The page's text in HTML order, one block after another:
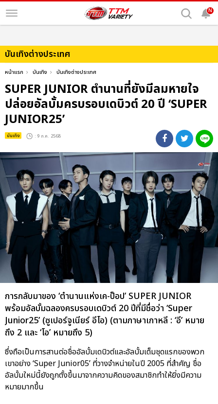
N
บันเทิงต่างประเทศ
หน้าแรก บันเทิง บันเทิงต่างประเทศ
SUPER JUNIOR ตำนานที่ยังมีลมหายใจ
ปล่อยอัลบั้มครบรอบเดบิวต์ 20 ปี ‘SUPER
JUNIOR25’
บันเทิง : 9 ก.ค. 2568
การกลับมาของ ‘ตำนานแห่งเค-ป็อป’ SUPER JUNIOR
พร้อมอัลบั้มฉลองครบรอบเดบิวต์ 20 ปีที่มีชื่อว่า ‘Super
Junior25’ (ซูเปอร์จูเนียร์ อีโอ) (ตามภาษาเกาหลี : ‘อี’ หมาย
ถึง 2 และ ‘โอ’ หมายถึง 5)
ซึ่งถือเป็นการสานต่อชื่ออัลบั้มเดบิวต์และอัลบั้มเต็มชุดแรกของพวก
เขาอย่าง ‘Super Junior05’ ที่วางจำหน่ายในปี 2005 ที่สำคัญ ชื่อ
อัลบั้มใหม่นี้ยังถูกตั้งขึ้นมาจากความคิดของสมาชิกทำให้ยิ่งมีความ
หมายมากขึ้น